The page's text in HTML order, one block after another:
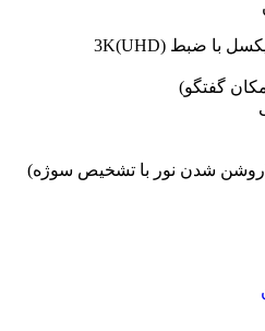
2530000 تومان
گفتگو)
(روشن شدن نور با تشخیص سوژه)